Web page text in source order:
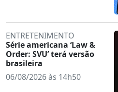
ENTRETENIMENTO
Série americana ‘Law &
Order: SVU’ terá versão
brasileira
06/08/2026 às 14h50